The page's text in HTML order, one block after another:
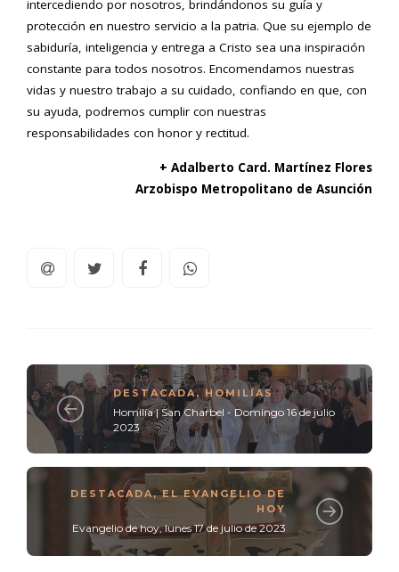
intercediendo por nosotros, brindándonos su guía y
protección en nuestro servicio a la patria. Que su ejemplo de
sabiduría, inteligencia y entrega a Cristo sea una inspiración
constante para todos nosotros. Encomendamos nuestras
vidas y nuestro trabajo a su cuidado, confiando en que, con
su ayuda, podremos cumplir con nuestras
responsabilidades con honor y rectitud.
+ Adalberto Card. Martínez Flores
Arzobispo Metropolitano de Asunción
DESTACADA,HOMILÍAS
Homilía | San Charbel - Domingo 16 de julio
2023
DESTACADA,EL EVANGELIO DE
HOY
Evangelio de hoy, lunes 17 de julio de 2023